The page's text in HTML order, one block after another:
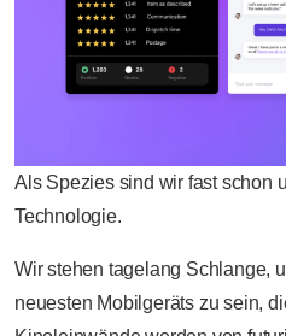
Als Spezies sind wir fast schon
Technologie.
Wir stehen tagelang Schlange,
neuesten Mobilgeräts zu sein,